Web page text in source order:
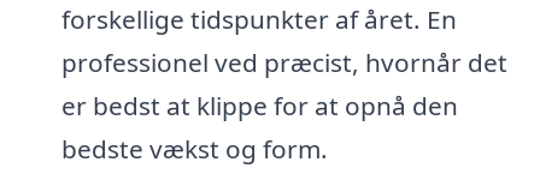
forskellige tidspunkter af året. En
professionel ved præcist, hvornår det
er bedst at klippe for at opnå den
bedste vækst og form.